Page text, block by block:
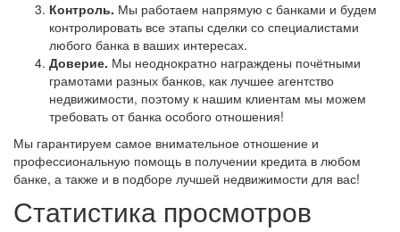
Контроль. Мы работаем напрямую с банками и будем
контролировать все этапы сделки со специалистами
любого банка в ваших интересах.
Доверие. Мы неоднократно награждены почётными
грамотами разных банков, как лучшее агентство
недвижимости, поэтому к нашим клиентам мы можем
требовать от банка особого отношения!
Мы гарантируем самое внимательное отношение и
профессиональную помощь в получении кредита в любом
банке, а также и в подборе лучшей недвижимости для вас!
Статистика просмотров